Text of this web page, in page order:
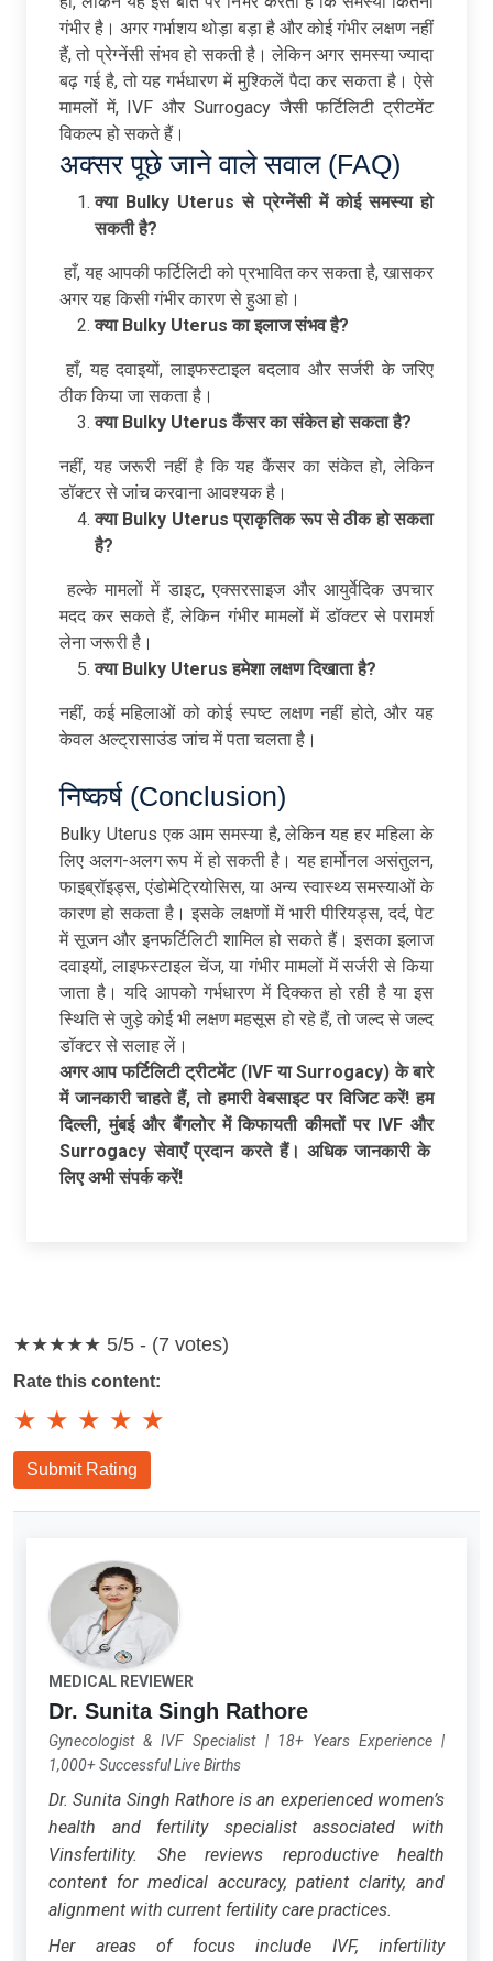
गंभीर है। अगर गर्भाशय थोड़ा बड़ा है और कोई गंभीर लक्षण नहीं
हैं, तो प्रेग्नेंसी संभव हो सकती है। लेकिन अगर समस्या ज्यादा
बढ़ गई है, तो यह गर्भधारण में मुश्किलें पैदा कर सकता है। ऐसे
मामलों में, IVF और Surrogacy जैसी फर्टिलिटी ट्रीटमेंट
विकल्प हो सकते हैं।
अक्सर पूछे जाने वाले सवाल (FAQ)
क्या Bulky Uterusसेप्रेग्नेंसीमेंकोईसमस्याहो
सकतीहै?
हाँ, यह आपकी फर्टिलिटी को प्रभावित कर सकता है, खासकर
अगर यह किसी गंभीर कारण से हुआ हो।
क्या Bulky Uterusकाइलाजसंभवहै?
हाँ, यह दवाइयों, लाइफस्टाइल बदलाव और सर्जरी के जरिए
ठीक किया जा सकता है।
क्या Bulky Uterusकैंसरकासंकेतहोसकताहै?
नहीं, यह जरूरी नहीं है कि यह कैंसर का संकेत हो, लेकिन
डॉक्टर से जांच करवाना आवश्यक है।
क्या Bulky Uterusप्राकृतिकरूपसेठीकहोसकता
है?
हल्के मामलों में डाइट, एक्सरसाइज और आयुर्वेदिक उपचार
मदद कर सकते हैं, लेकिन गंभीर मामलों में डॉक्टर से परामर्श
लेना जरूरी है।
क्या Bulky Uterusहमेशालक्षणदिखाताहै?
नहीं, कई महिलाओं को कोई स्पष्ट लक्षण नहीं होते, और यह
केवल अल्ट्रासाउंड जांच में पता चलता है।
निष्कर्ष (Conclusion)
Bulky Uterus एक आम समस्या है, लेकिन यह हर महिला के
लिए अलग-अलग रूप में हो सकती है। यह हार्मोनल असंतुलन,
फाइब्रॉइड्स, एंडोमेट्रियोसिस, या अन्य स्वास्थ्य समस्याओं के
कारण हो सकता है। इसके लक्षणों में भारी पीरियड्स, दर्द, पेट
में सूजन और इनफर्टिलिटी शामिल हो सकते हैं। इसका इलाज
दवाइयों, लाइफस्टाइल चेंज, या गंभीर मामलों में सर्जरी से किया
जाता है। यदि आपको गर्भधारण में दिक्कत हो रही है या इस
स्थिति से जुड़े कोई भी लक्षण महसूस हो रहे हैं, तो जल्द से जल्द
डॉक्टर से सलाह लें।
अगर आप फर्टिलिटी ट्रीटमेंट(IVFयाSurrogacy)के बारे
में जानकारी चाहते हैं,तो हमारी वेबसाइट पर विजिट करें!हम
दिल्ली,मुंबई और बैंगलोर में किफायती कीमतों परIVFऔर
Surrogacyसेवाएँ प्रदान करते हैं। अधिक जानकारी के
लिए अभी संपर्क करें!
★★★★★ 5/5 - (7 votes)
Rate this content:
★ ★ ★ ★ ★
Submit Rating
MEDICAL REVIEWER
Dr. Sunita Singh Rathore
Gynecologist & IVF Specialist| 18+ Years Experience|
1,000+ Successful Live Births
Dr. Sunita Singh Rathore is an experienced women’s
health and fertility specialist associated with
Vinsfertility. She reviews reproductive health
content for medical accuracy, patient clarity, and
alignment with current fertility care practices.
Her areas of focus include IVF, infertility